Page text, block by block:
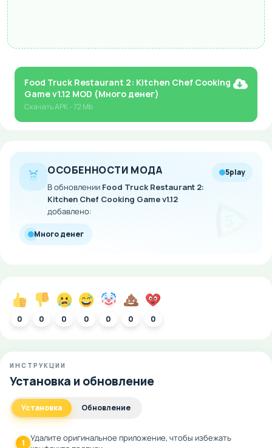
Food Truck Restaurant 2: Kitchen Chef Cooking
Game v1.12 MOD (Много денег)
СкачатьAPK- 72 Mb
ОСОБЕННОСТИ МОДА
В обновлении Food Truck Restaurant 2:
Kitchen Chef Cooking Game v1.12
добавлено:
5play
Много денег
0 0 0 0 0 0 0
ИНСТРУКЦИИ
Установка и обновление
Установка Обновление
1 Удалите оригинальное приложение, чтобы избежать